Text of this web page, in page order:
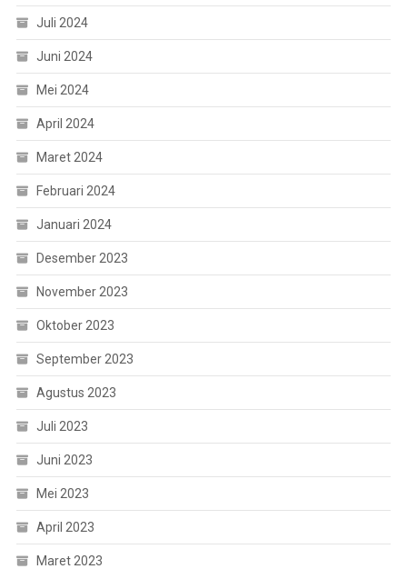
Juli 2024
Juni 2024
Mei 2024
April 2024
Maret 2024
Februari 2024
Januari 2024
Desember 2023
November 2023
Oktober 2023
September 2023
Agustus 2023
Juli 2023
Juni 2023
Mei 2023
April 2023
Maret 2023